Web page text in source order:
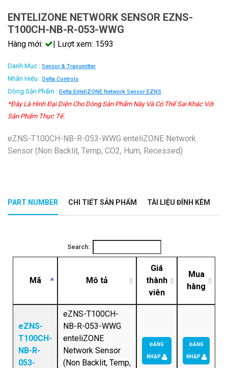
ENTELIZONE NETWORK SENSOR EZNS-
T100CH-NB-R-053-WWG
Hàng mới: | Lượt xem: 1593
Danh Mục : Sensor & Transmitter
Nhãn Hiệu : Delta Controls
Dòng Sản Phẩm : Delta EnteliZONE Network Sensor EZNS
*Đây Là Hình Đại Diện Cho Dòng Sản Phẩm Này Và Có Thể Sai Khác Với
Sản Phẩm Thực Tế.
eZNS-T100CH-NB-R-053-WWG enteliZONE Network
Sensor (Non Backlit, Temp, CO2, Hum, Recessed)
PART NUMBER CHI TIẾT SẢN PHẨM TÀI LIỆU ĐÍNH KÈM
Search:
Mã Mô tả
Giá
thành
viên
Mua
hàng
eZNS-
T100CH-
NB-R-
053-
eZNS-T100CH-
NB-R-053-WWG
enteliZONE
Network Sensor
(Non Backlit, Temp,
ĐĂNG
NHẬP
ĐĂNG
NHẬP